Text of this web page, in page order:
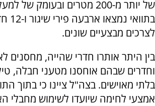
לצרכים מבצעיים שונים.
בין היתר אותרו חדרי שהייה, מחסנים
וחדרים שבהם אוחסנו מטעני חבלה,
בלתי מאוישים. בצה"ל ציינו כי בתוך
אמצעי לחימה שיועדו לשימוש מחבלי